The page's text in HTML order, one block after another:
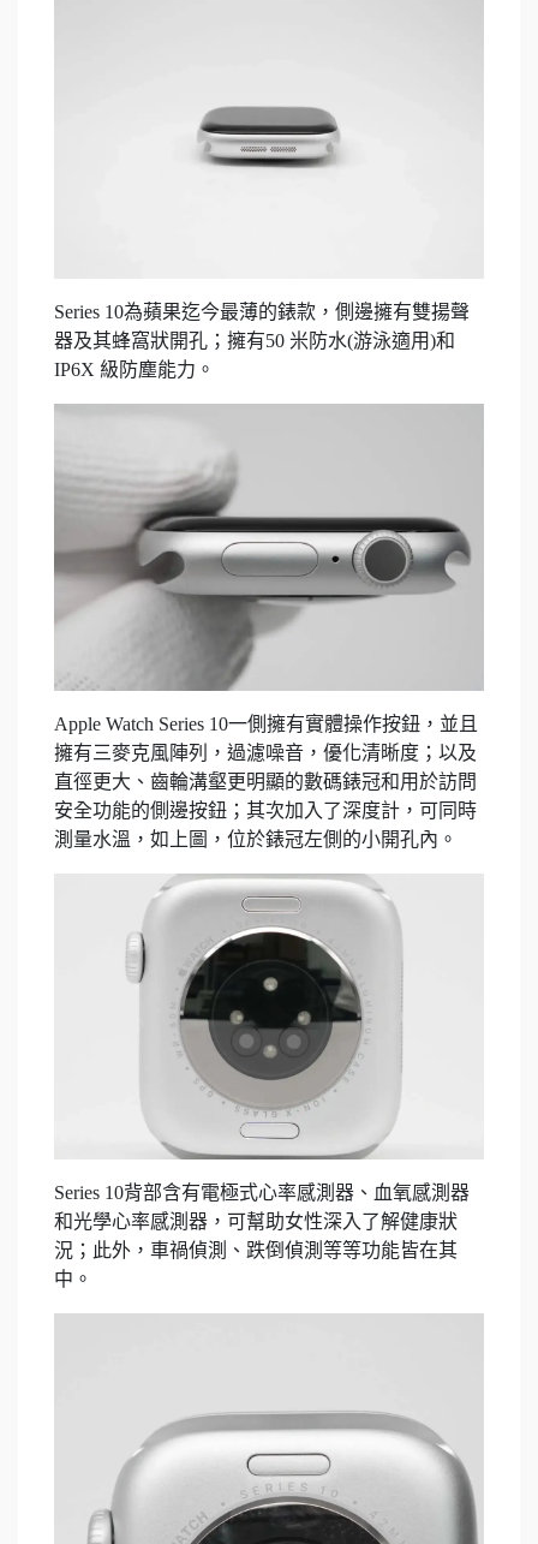
Series 10為蘋果迄今最薄的錶款，側邊擁有雙揚聲
器及其蜂窩狀開孔；擁有50 米防水(游泳適用)和
IP6X 級防塵能力。
Apple Watch Series 10一側擁有實體操作按鈕，並且
擁有三麥克風陣列，過濾噪音，優化清晰度；以及
直徑更大、齒輪溝壑更明顯的數碼錶冠和用於訪問
安全功能的側邊按鈕；其次加入了深度計，可同時
測量水溫，如上圖，位於錶冠左側的小開孔內。
Series 10背部含有電極式心率感測器、血氧感測器
和光學心率感測器，可幫助女性深入了解健康狀
況；此外，車禍偵測、跌倒偵測等等功能皆在其
中。